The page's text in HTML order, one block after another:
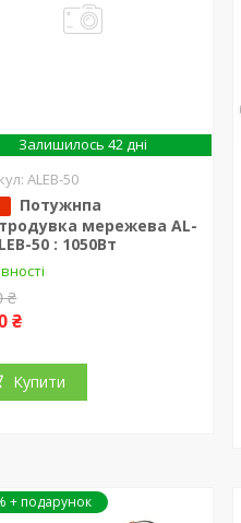
Залишилось 42 дні
ALEB-50
Потужнпа
мережева AL-
50 : 1050Вт
₴
₴
Купити